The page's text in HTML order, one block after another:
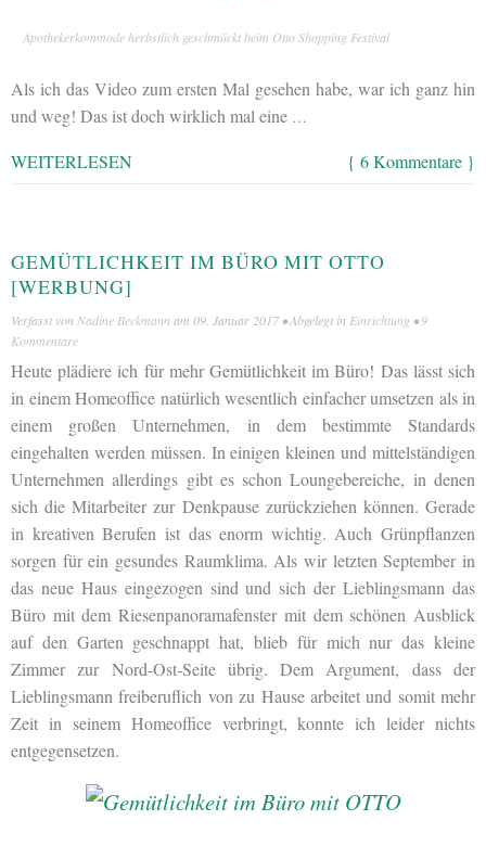
Apothekerkommode herbstlich geschmückt beim Otto Shopping Festival
Als ich das Video zum ersten Mal gesehen habe, war ich ganz hin
und weg! Das ist doch wirklich mal eine …
WEITERLESEN { 6 Kommentare }
GEMÜTLICHKEIT IM BÜRO MIT OTTO
[WERBUNG]
Verfasst von Nadine Beckmann am 09. Januar 2017 • Abgelegt in Einrichtung •9
Kommentare
Heute plädiere ich für mehr Gemütlichkeit im Büro! Das lässt sich
in einem Homeoffice natürlich wesentlich einfacher umsetzen als in
einem großen Unternehmen, in dem bestimmte Standards
eingehalten werden müssen. In einigen kleinen und mittelständigen
Unternehmen allerdings gibt es schon Loungebereiche, in denen
sich die Mitarbeiter zur Denkpause zurückziehen können. Gerade
in kreativen Berufen ist das enorm wichtig. Auch Grünpflanzen
sorgen für ein gesundes Raumklima. Als wir letzten September in
das neue Haus eingezogen sind und sich der Lieblingsmann das
Büro mit dem Riesenpanoramafenster mit dem schönen Ausblick
auf den Garten geschnappt hat, blieb für mich nur das kleine
Zimmer zur Nord-Ost-Seite übrig. Dem Argument, dass der
Lieblingsmann freiberuflich von zu Hause arbeitet und somit mehr
Zeit in seinem Homeoffice verbringt, konnte ich leider nichts
entgegensetzen.